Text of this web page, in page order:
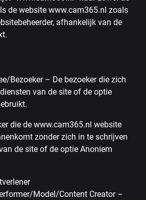
de website www.cam365.nl zoals
afhankelijk van de
Bezoeker – De bezoeker die zich
van de site of de optie
die de www.cam365.nl website
zonder zich in te schrijven
de site of de optie Anoniem
Model/Content Creator –